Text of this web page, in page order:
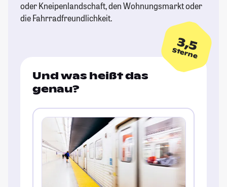
oder Kneipenlandschaft, den Wohnungsmarkt oder
die Fahrradfreundlichkeit.
3,5
Sterne
Und was heißt das
genau?